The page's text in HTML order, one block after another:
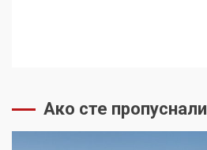
Ако сте пропуснали